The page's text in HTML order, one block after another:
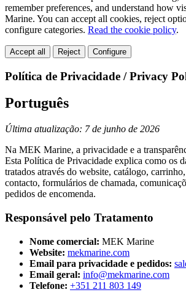
remember preferences, and understand how
Marine. You can accept all cookies, reject
configure categories. Read the cookie policy.
Accept all Reject Configure
Política de Privacidade / Privacy
Português
Última atualização: 7 de junho de 2026
Na MEK Marine, a privacidade e a
Esta Política de Privacidade explica como os
tratados através do website, catálogo,
contacto, formulários de chamada,
pedidos de encomenda.
Responsável pelo Tratamento
Nome comercial: MEK Marine
Website: mekmarine.com
Email para privacidade e pedidos:
Email geral: info@mekmarine.com
Telefone: +351 211 803 149